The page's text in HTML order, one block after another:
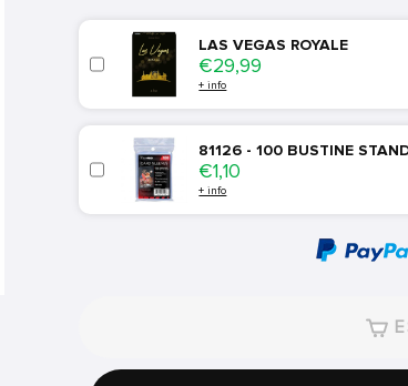
LAS VEGAS ROYALE
Price
€29,99
+ info
81126 - 100 BUSTINE
Price
€1,10
+ info